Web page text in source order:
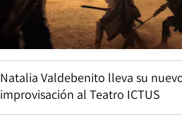
Natalia Valdebenito lleva su
improvisación al Teatro ICTUS